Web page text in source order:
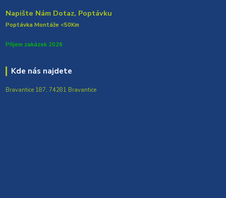
Napište Nám Dotaz, Poptávku
Poptávka Montáže <50Km
Přijem zakázek 2026
Kde nás najdete
Bravantice 187, 74281 Bravantice